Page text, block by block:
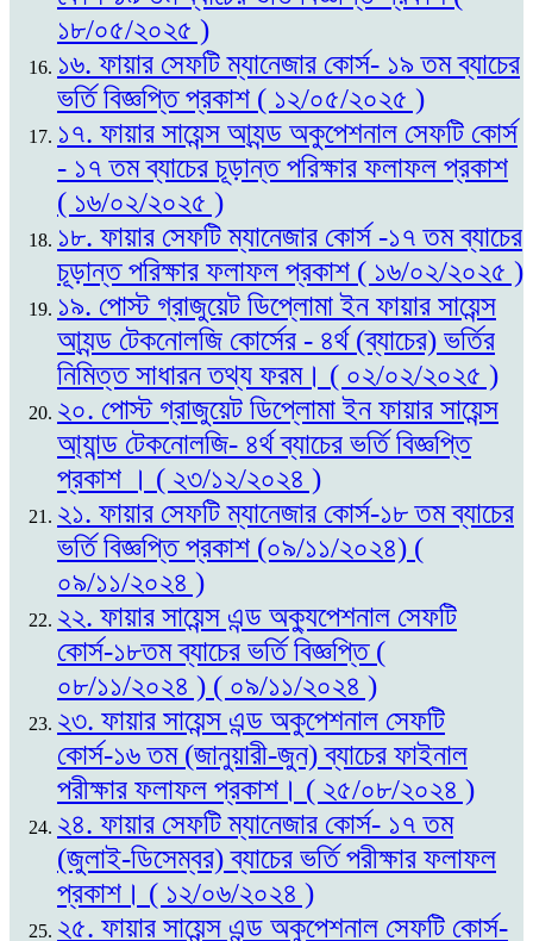
১৮/০৫/২০২৫ )
১৬. ফায়ার সেফটি ম্যানেজার কোর্স- ১৯ তম ব্যাচের
ভর্তি বিজ্ঞপ্তি প্রকাশ ( ১২/০৫/২০২৫ )
১৭. ফায়ার সায়েন্স আ্যন্ড অকুপেশনাল সেফটি কোর্স
- ১৭ তম ব্যাচের চূড়ান্ত পরিক্ষার ফলাফল প্রকাশ
( ১৬/০২/২০২৫ )
১৮. ফায়ার সেফটি ম্যানেজার কোর্স -১৭ তম ব্যাচের
চূড়ান্ত পরিক্ষার ফলাফল প্রকাশ ( ১৬/০২/২০২৫ )
১৯. পোস্ট গ্রাজুয়েট ডিপ্লোমা ইন ফায়ার সায়েন্স
আ্যন্ড টেকনোলজি কোর্সের - ৪র্থ (ব্যাচের) ভর্তির
নিমিত্ত সাধারন তথ্য ফরম। ( ০২/০২/২০২৫ )
২০. পোস্ট গ্রাজুয়েট ডিপ্লোমা ইন ফায়ার সায়েন্স
আ্যান্ড টেকনোলজি- ৪র্থ ব্যাচের ভর্তি বিজ্ঞপ্তি
প্রকাশ । ( ২৩/১২/২০২৪ )
২১. ফায়ার সেফটি ম্যানেজার কোর্স-১৮ তম ব্যাচের
ভর্তি বিজ্ঞপ্তি প্রকাশ (০৯/১১/২০২৪) (
০৯/১১/২০২৪ )
২২. ফায়ার সায়েন্স এন্ড অক্যুপেশনাল সেফটি
কোর্স-১৮তম ব্যাচের ভর্তি বিজ্ঞপ্তি (
০৮/১১/২০২৪ ) ( ০৯/১১/২০২৪ )
২৩. ফায়ার সায়েন্স এন্ড অকুপেশনাল সেফটি
কোর্স-১৬ তম (জানুয়ারী-জুন) ব্যাচের ফাইনাল
পরীক্ষার ফলাফল প্রকাশ। ( ২৫/০৮/২০২৪ )
২৪. ফায়ার সেফটি ম্যানেজার কোর্স- ১৭ তম
(জুলাই-ডিসেম্বর) ব্যাচের ভর্তি পরীক্ষার ফলাফল
প্রকাশ। ( ১২/০৬/২০২৪ )
২৫. ফায়ার সায়েন্স এন্ড অকুপেশনাল সেফটি কোর্স-